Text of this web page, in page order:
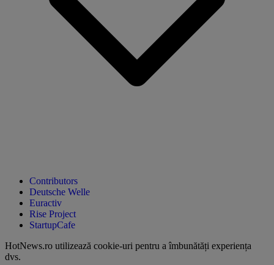
Contributors
Deutsche Welle
Euractiv
Rise Project
StartupCafe
HotNews.ro utilizează cookie-uri pentru a îmbunătăți experiența
dvs.